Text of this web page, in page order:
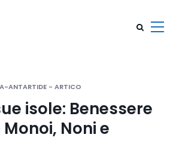
ANTARTIDE - ARTICO
isole: Benessere
Noni e